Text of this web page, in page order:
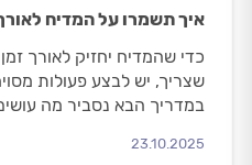
איך תשמרו על המדיח
כדי שהמדיח יחזיק לאורך
שצריך, יש לבצע פעולות
במדריך הבא נסביר מה
חדש?
23.10.2025